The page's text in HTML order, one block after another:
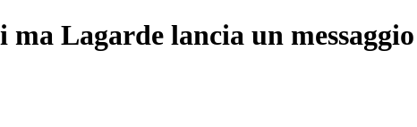
Lagarde lancia un